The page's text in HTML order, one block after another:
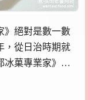
》絕對是數一數
，從日治時期就
冰菓專業家》幾
路走大約 5 分